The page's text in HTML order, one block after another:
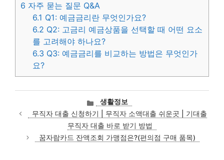
6 자주 묻는 질문 Q&A
6.1 Q1: 예금금리란 무엇인가요?
6.2 Q2: 고금리 예금상품을 선택할 때 어떤 요소
를 고려해야 하나요?
6.3 Q3: 예금금리를 비교하는 방법은 무엇인가
요?
카
테
고
리
생활정보
무직자 대출 신청하기 | 무직자 소액대출 쉬운곳 | 기대출
무직자 대출 바로 받기 방법
꿈자람카드 잔액조회 가맹점은?(편의점 구매 품목)